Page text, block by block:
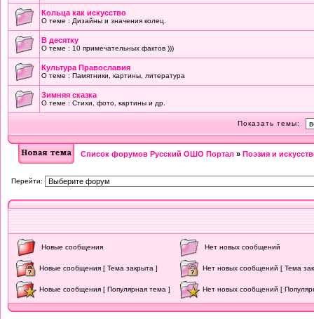
Кольца как искусство
О теме : Дизайны и значения колец.
В десятку
О теме : 10 примечательных фактов )))
Культура Православия
О теме : Памятники, картины, литература
Зимняя сказка
О теме : Стихи, фото, картины и др.
Показать темы:
Список форумов Русский ОШО Портал » Поэзия и
Перейти:
Новые сообщения Нет новых сообщений
Новые сообщения [ Тема закрыта ] Нет новых сообщений [ Тема
Новые сообщения [ Популярная тема ] Нет новых сообщений [